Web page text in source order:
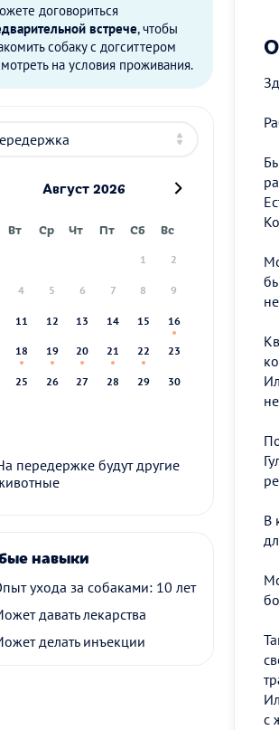
договориться
встрече, чтобы
собаку с догситтером
на условия проживания.
Август 2026
Вт Ср Чт Пт Сб Вс
1 2
4 5 6 7 8 9
11 12 13 14 15 16
18 19 20 21 22 23
25 26 27 28 29 30
передержке будут другие
навыки
ухода за собаками: 10 лет
давать лекарства
делать инъекции
В
с